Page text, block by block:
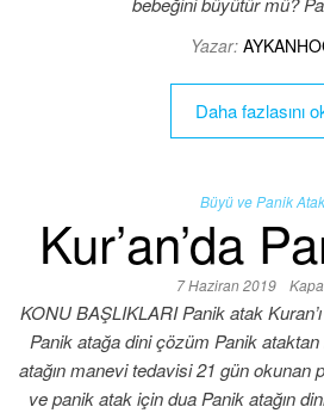
Yazar:
Daha fazlasını
Büyü ve Panik Atak
Kur’an’da
7 Haziran 2019
KONU BAŞLIKLARI Panik atak
Panik atağa dini çözüm Panik
atağın manevi tedavisi 21 gün okunan
ve panik atak için dua Panik atağın